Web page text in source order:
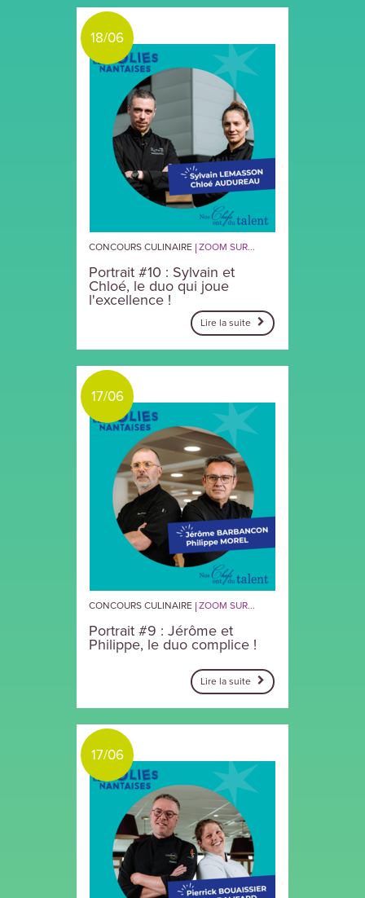
18/06
CONCOURS CULINAIRE ZOOM SUR...
Portrait #10 : Sylvain et
Chloé, le duo qui joue
l'excellence !
Lire la suite
17/06
CONCOURS CULINAIRE ZOOM SUR...
Portrait #9 : Jérôme et
Philippe, le duo complice !
Lire la suite
17/06